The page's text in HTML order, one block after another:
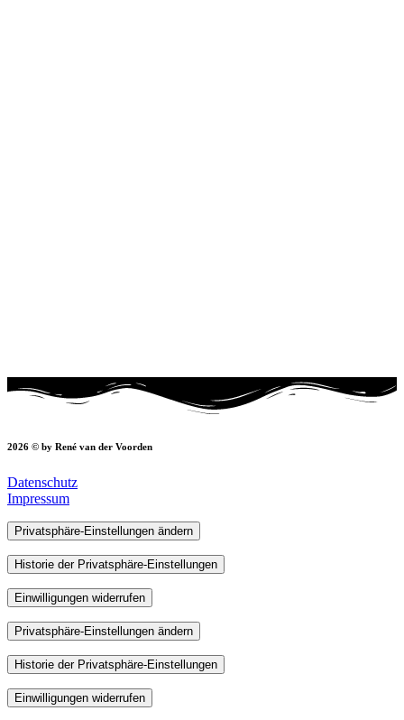
2026 © by René van der Voorden
Datenschutz
Impressum
Privatsphäre-Einstellungen ändern
Historie der Privatsphäre-Einstellungen
Einwilligungen widerrufen
Privatsphäre-Einstellungen ändern
Historie der Privatsphäre-Einstellungen
Einwilligungen widerrufen